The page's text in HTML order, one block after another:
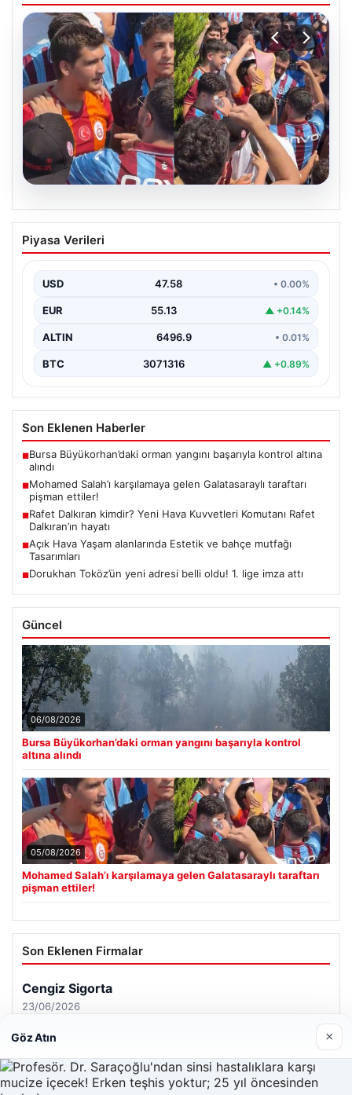
05.08.2026
Mohamed Salah’ı karşılamaya gelen
Galatasaraylı taraftarı pişman ettiler!
Piyasa Verileri
USD 47.58 • 0.00%
EUR 55.13 ▲ +0.14%
ALTIN 6496.9 • 0.01%
BTC 3071316 ▲ +0.89%
Son Eklenen Haberler
■Bursa Büyükorhan’daki orman yangını başarıyla kontrol altına
alındı
■Mohamed Salah’ı karşılamaya gelen Galatasaraylı taraftarı
pişman ettiler!
■Rafet Dalkıran kimdir? Yeni Hava Kuvvetleri Komutanı Rafet
Dalkıran’ın hayatı
■Açık Hava Yaşam alanlarında Estetik ve bahçe mutfağı
Tasarımları
■Dorukhan Toköz’ün yeni adresi belli oldu! 1. lige imza attı
Güncel
06/08/2026
Bursa Büyükorhan’daki orman yangını başarıyla kontrol
altına alındı
05/08/2026
Mohamed Salah’ı karşılamaya gelen Galatasaraylı taraftarı
pişman ettiler!
Son Eklenen Firmalar
Göz Atın ×